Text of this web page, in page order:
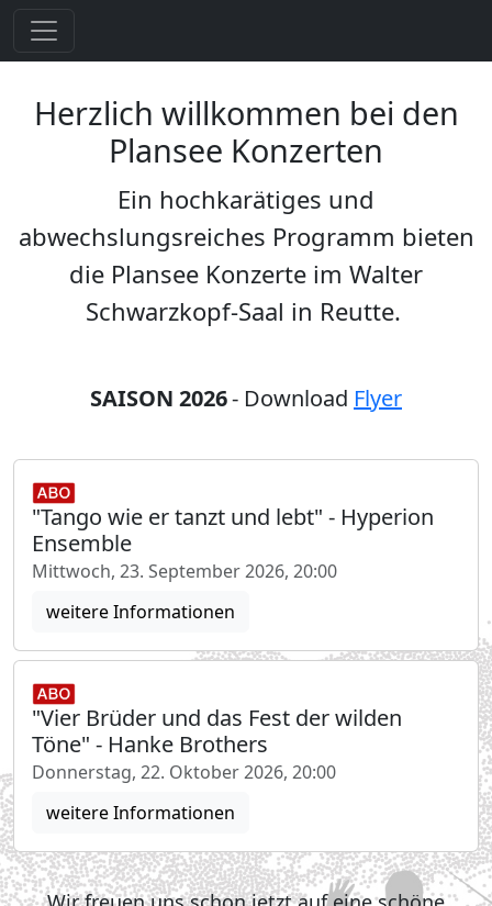
Herzlich willkommen bei den
Plansee Konzerten
Ein hochkarätiges und
abwechslungsreiches Programm bieten
die Plansee Konzerte im Walter
Schwarzkopf-Saal in Reutte.
SAISON 2026- Download Flyer
"Tango wie er tanzt und lebt" - Hyperion
Ensemble
Mittwoch, 23. September 2026, 20:00
weitere Informationen
"Vier Brüder und das Fest der wilden
Töne" - Hanke Brothers
Donnerstag, 22. Oktober 2026, 20:00
weitere Informationen